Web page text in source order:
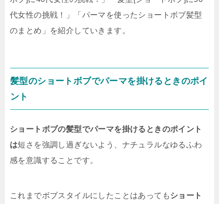
代女性の挑戦！」「パーマを使ったショートボブ髪型
のまとめ」を紹介していきます。
髪型のショートボブでパーマを掛けるときのポイ
ント
ショートボブの髪型でパーマを掛けるときのポイント
は短さを強調し過ぎないよう、ナチュラルなゆるふわ
感を意識することです。
これまでボブスタイルにしたことはあってもショート